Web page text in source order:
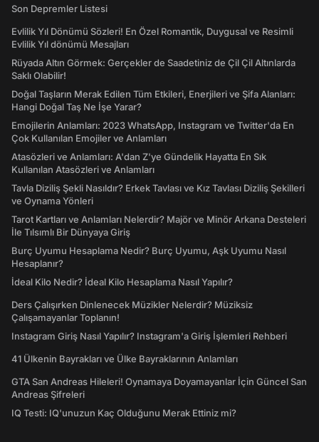
Son Depremler Listesi
Evlilik Yıl Dönümü Sözleri! En Özel Romantik, Duygusal ve Resimli
Evlilik Yıl dönümü Mesajları
Rüyada Altın Görmek: Gerçekler de Saadetiniz de Çil Çil Altınlarda
Saklı Olabilir!
Doğal Taşların Merak Edilen Tüm Etkileri, Enerjileri ve Şifa Alanları:
Hangi Doğal Taş Ne İşe Yarar?
Emojilerin Anlamları: 2023 WhatsApp, Instagram ve Twitter'da En
Çok Kullanılan Emojiler ve Anlamları
Atasözleri ve Anlamları: A'dan Z'ye Gündelik Hayatta En Sık
Kullanılan Atasözleri ve Anlamları
Tavla Diziliş Şekli Nasıldır? Erkek Tavlası ve Kız Tavlası Diziliş Şekilleri
ve Oynama Yönleri
Tarot Kartları ve Anlamları Nelerdir? Majör ve Minör Arkana Desteleri
İle Tılsımlı Bir Dünyaya Giriş
Burç Uyumu Hesaplama Nedir? Burç Uyumu, Aşk Uyumu Nasıl
Hesaplanır?
İdeal Kilo Nedir? İdeal Kilo Hesaplama Nasıl Yapılır?
Ders Çalışırken Dinlenecek Müzikler Nelerdir? Müziksiz
Çalışamayanlar Toplanın!
Instagram Giriş Nasıl Yapılır? Instagram'a Giriş İşlemleri Rehberi
41 Ülkenin Bayrakları ve Ülke Bayraklarının Anlamları
GTA San Andreas Hileleri! Oynamaya Doyamayanlar İçin Güncel San
Andreas Şifreleri
IQ Testi: IQ'unuzun Kaç Olduğunu Merak Ettiniz mi?